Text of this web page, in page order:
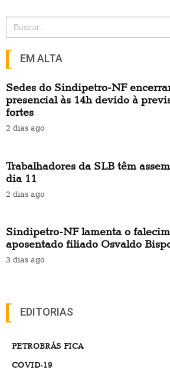
Search
for:
EM ALTA
Sedes do Sindipetro-NF
presencial às 14h devido à
fortes
2 dias ago
Trabalhadores da SLB têm
dia 11
2 dias ago
Sindipetro-NF lamenta o
aposentado filiado Osvaldo
3 dias ago
EDITORIAS
PETROBRÁS FICA
COVID-19